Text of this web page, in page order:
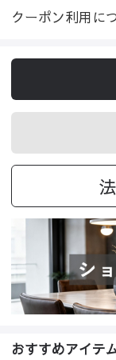
クーポン利用に
おすすめアイテ